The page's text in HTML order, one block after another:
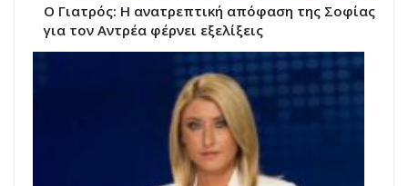
Ο Γιατρός: Η ανατρεπτική απόφαση της Σοφίας
για τον Αντρέα φέρνει εξελίξεις